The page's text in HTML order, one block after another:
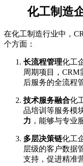
化工制造
在化工制造行业中，
个方面：
长流程管理化工
周期项目，CRM
后服务的全流程
技术服务融合化
品培训等服务模
力 ，能够与专业
多层决策链化工
层级的客户数据
支持，促进精准